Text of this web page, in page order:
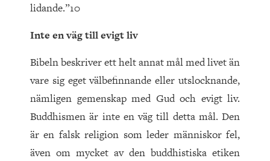
lidande.”10
Inte en väg till evigt liv
Bibeln beskriver ett helt annat mål med livet än
vare sig eget välbefinnande eller utslocknande,
nämligen gemenskap med Gud och evigt liv.
Buddhismen är inte en väg till detta mål. Den
är en falsk religion som leder människor fel,
även om mycket av den buddhistiska etiken